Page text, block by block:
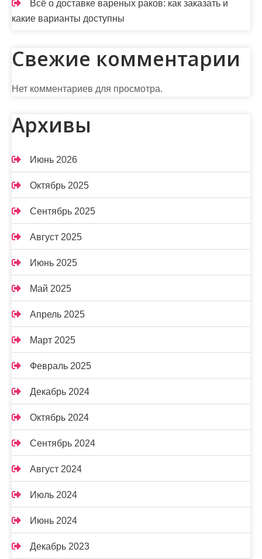
Всё о доставке вареных раков: как заказать и
какие варианты доступны
Свежие комментарии
Нет комментариев для просмотра.
Архивы
Июнь 2026
Октябрь 2025
Сентябрь 2025
Август 2025
Июнь 2025
Май 2025
Апрель 2025
Март 2025
Февраль 2025
Декабрь 2024
Октябрь 2024
Сентябрь 2024
Август 2024
Июль 2024
Июнь 2024
Декабрь 2023